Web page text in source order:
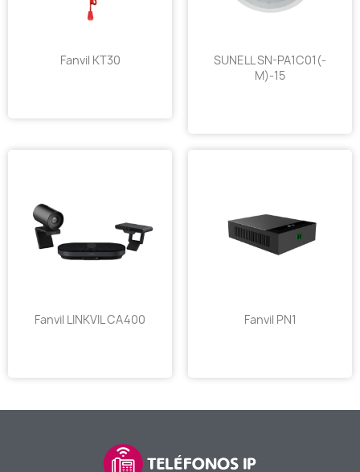
Fanvil KT30
SUNELL SN-PA1C01(-
M)-15
Fanvil LINKVIL CA400 Fanvil PN1